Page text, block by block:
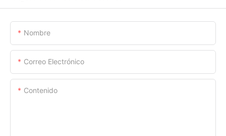
Nombre
Correo Electrónico
Contenido